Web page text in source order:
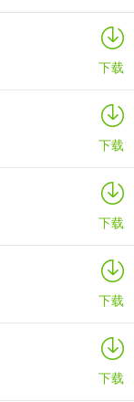
下载
下载
下载
下载
下载